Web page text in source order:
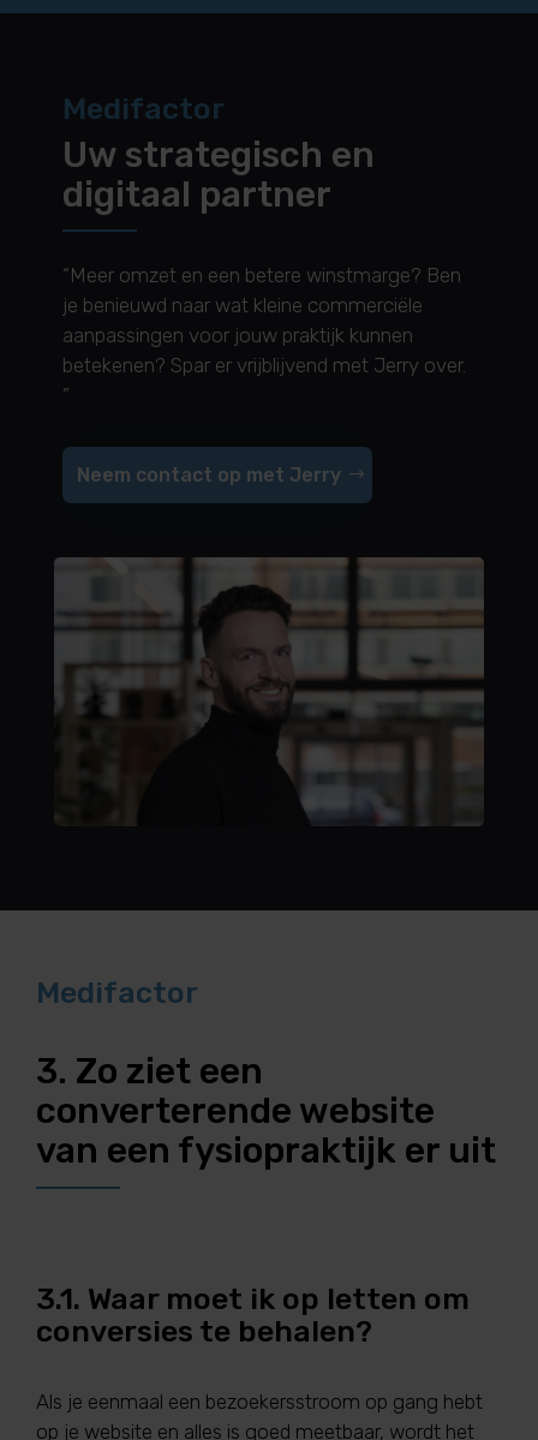
Medifactor
Uw strategisch en
digitaal partner
“Meer omzet en een betere winstmarge? Ben
je benieuwd naar wat kleine commerciële
aanpassingen voor jouw praktijk kunnen
betekenen? Spar er vrijblijvend met Jerry over.
”
Neem contact op met Jerry
Medifactor
3. Zo ziet een
converterende website
van een fysiopraktijk er uit
3.1. Waar moet ik op letten om
conversies te behalen?
Als je eenmaal een bezoekersstroom op gang hebt
op je website en alles is goed meetbaar, wordt het